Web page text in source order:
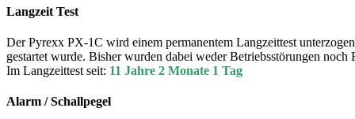
Langzeit Test
Der Pyrexx PX-1C wird einem permanentem Langzeittest
gestartet wurde. Bisher wurden dabei weder Betriebsstörungen noch
Im Langzeittest seit: 11 Jahre 2 Monate 1 Tag
Alarm / Schallpegel